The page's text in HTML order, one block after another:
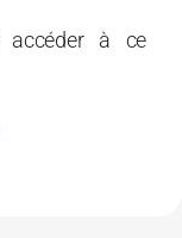
accéder à ce